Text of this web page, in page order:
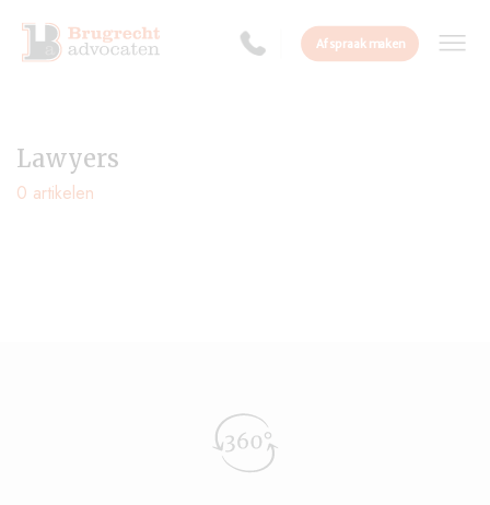
Lawyers
0 artikelen
Afspraak maken